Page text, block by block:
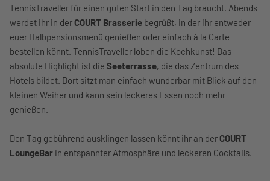
TennisTraveller für einen guten Start in den Tag braucht. Abends
werdet ihr in der COURT Brasserie begrüßt, in der ihr entweder
euer Halbpensionsmenü genießen oder einfach à la Carte
bestellen könnt. TennisTraveller loben die Kochkunst! Das
absolute Highlight ist die Seeterrasse, die das Zentrum des
Hotels bildet. Dort sitzt man einfach wunderbar mit Blick auf den
kleinen Weiher und kann sein leckeres Essen noch mehr
genießen.
Den Tag gebührend ausklingen lassen könnt ihr an der COURT
LoungeBar in entspannter Atmosphäre und leckeren Cocktails.